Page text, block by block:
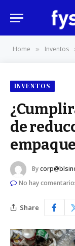
Home » Inventos
INVENTOS
de
By
No hay
Share